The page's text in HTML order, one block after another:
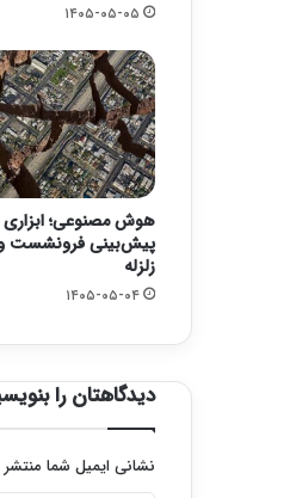
۱۴۰۵-۰۵-۰۵
هوش مصنوعی؛ ابزاری
پیش‌بینی
زلزله
۱۴۰۵-۰۵-۰۴
دیدگاهتان را
نشانی ایمیل شما